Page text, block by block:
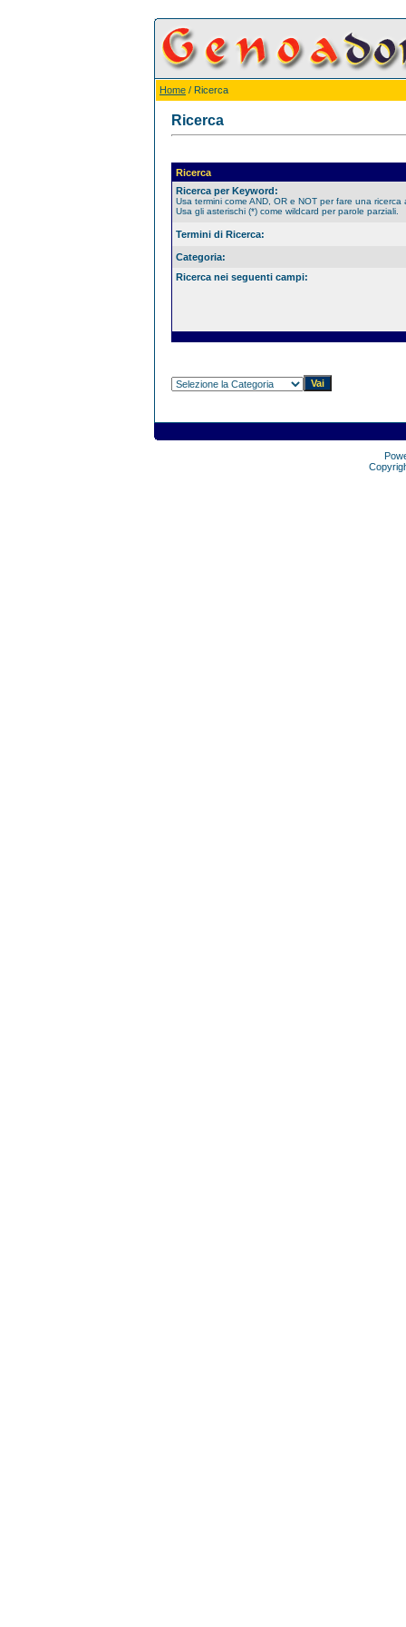
Home / Ricerca
Ricerca
Ricerca
Ricerca per Keyword:
Usa termini come AND, OR e NOT per fare una ricerca
Usa gli asterischi (*) come wildcard per parole parziali.
Termini di Ricerca:
Categoria:
Ricerca nei seguenti campi: